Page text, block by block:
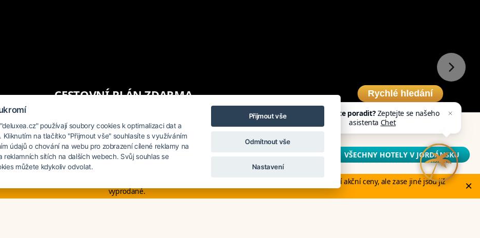
CESTOVNÍ PLÁN ZDARMA Rychlé hledání
doporučuje tyto hotely v Jordánsku VŠECHNY HOTELY V JORDÁNSKU
na poslední chvíli. Smartwings i Austrian lety po Evropě neruší. Mnohé hotely v Evropě stále nabízí akční ceny, ale zase jiné jsou již
vyprodané.
×
používají soubory cookies k optimalizaci dat a
Kliknutím na tlačítko "Přijmout vše" souhlasíte s využíváním
údajů o chování na webu pro zobrazení cílené reklamy na
reklamních sítích na dalších webech. Svůj souhlas se
můžete kdykoliv odvolat.
Přijmout vše
Odmítnout vše
Nastavení
Potřebujete poradit?Zeptejte se našeho
asistentaChettyho